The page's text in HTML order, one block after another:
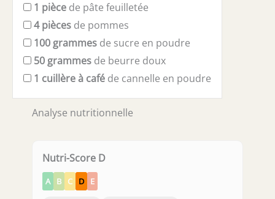
1 pièce de pâte feuilletée
4 pièces de pommes
100 grammes de sucre en poudre
50 grammes de beurre doux
1 cuillère à café de cannelle en poudre
Analyse nutritionnelle
Nutri-Score D
A B C D E